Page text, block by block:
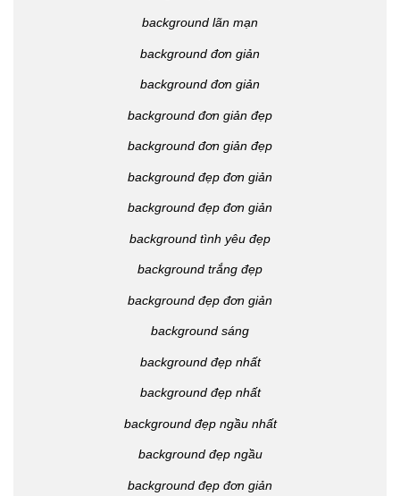
background lãn mạn
background đơn giản
background đơn giản
background đơn giản đẹp
background đơn giản đẹp
background đẹp đơn giản
background đẹp đơn giản
background tình yêu đẹp
background trắng đẹp
background đẹp đơn giản
background sáng
background đẹp nhất
background đẹp nhất
background đẹp ngầu nhất
background đẹp ngầu
background đẹp đơn giản